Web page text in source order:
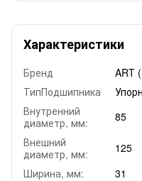
Характеристики
Бренд
ART
ТипПодшипника
Внутренний
диаметр, мм:
85
Внешний
диаметр, мм:
125
Ширина, мм:
31